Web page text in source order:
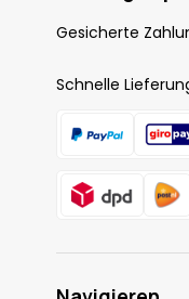
Gesicherte
Schnelle